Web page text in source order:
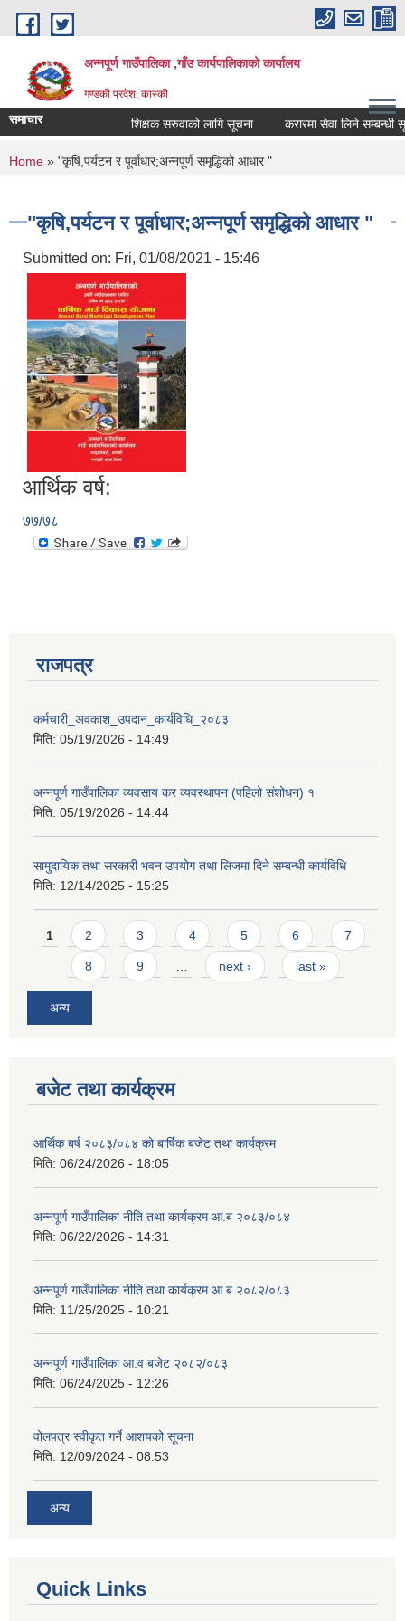
Skip to main content
अन्नपूर्ण गाउँपालिका ,गाँउ कार्यपालिकाको कार्यालय
गण्डकी प्रदेश, कास्की
समाचार शिक्षक सरुवाको लागि सूचना करारमा सेवा लिने सम्बन्धी
You are here
Home » "कृषि,पर्यटन र पूर्वाधार;अन्नपूर्ण समृद्धिको आधार "
"कृषि,पर्यटन र पूर्वाधार;अन्नपूर्ण समृद्धिको आधार "
Submitted on: Fri, 01/08/2021 - 15:46
आर्थिक वर्ष:
७७/७८
राजपत्र
कर्मचारी_अवकाश_उपदान_कार्यविधि_२०८३
मिति: 05/19/2026 - 14:49
अन्नपूर्ण गाउँपालिका व्यवसाय कर व्यवस्थापन (पहिलो संशोधन) १
मिति: 05/19/2026 - 14:44
सामुदायिक तथा सरकारी भवन उपयोग तथा लिजमा दिने सम्बन्धी कार्यविधि
मिति: 12/14/2025 - 15:25
Pages
1 2 3 4 5 6 7
8 9 next › last »
अन्य
बजेट तथा कार्यक्रम
आर्थिक बर्ष २०८३/०८४ को बार्षिक बजेट तथा कार्यक्रम
मिति: 06/24/2026 - 18:05
अन्नपूर्ण गाउँपालिका नीति तथा कार्यक्रम आ.ब २०८३/०८४
मिति: 06/22/2026 - 14:31
अन्नपूर्ण गाउँपालिका नीति तथा कार्यक्रम आ.ब २०८२/०८३
मिति: 11/25/2025 - 10:21
अन्नपूर्ण गाउँपालिका आ.व बजेट २०८२/०८३
मिति: 06/24/2025 - 12:26
वोलपत्र स्वीकृत गर्ने आशयको सूचना
मिति: 12/09/2024 - 08:53
अन्य
Quick Links